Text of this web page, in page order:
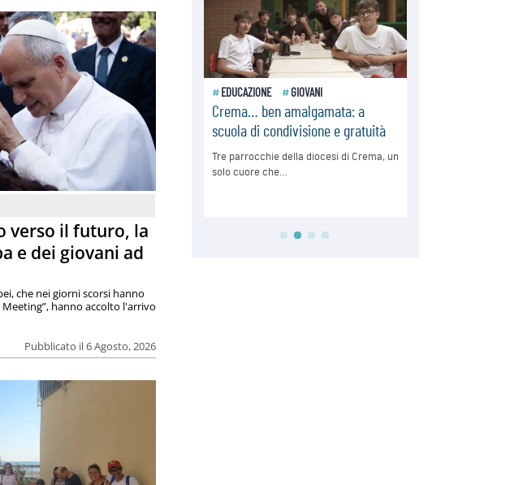
verso il futuro, la
e dei giovani ad
Pubblicato il 6 Agosto, 2026
che nei giorni scorsi hanno
hanno accolto l'arrivo